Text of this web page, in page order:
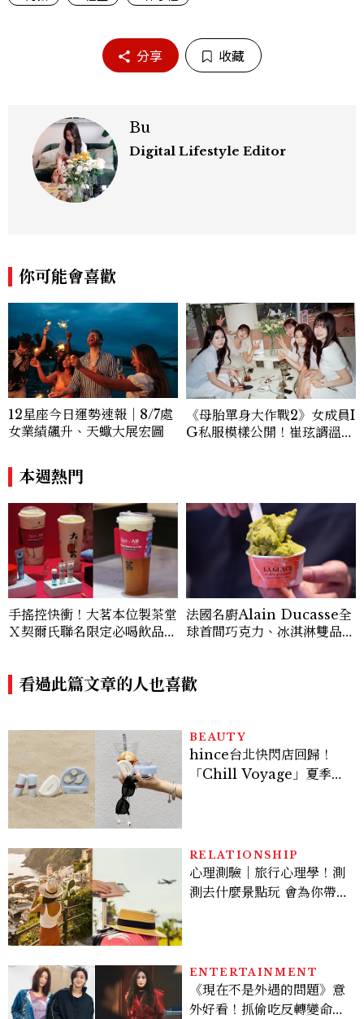
分享 收藏
Bu
Digital Lifestyle Editor
你可能會喜歡
12星座今日運勢速報｜8/7處
女業績飆升、天蠍大展宏圖
《母胎單身大作戰2》女成員I
G私服模樣公開！崔玹諝溫柔
本週熱門
手搖控快衝！大茗本位製茶堂
Ｘ契爾氏聯名限定必喝飲品，
法國名廚Alain Ducasse全
球首間巧克力、冰淇淋雙品牌
看過此篇文章的人也喜歡
BEAUTY
hince台北快閃店回歸！
「Chill Voyage」夏季限
RELATIONSHIP
心理測驗｜旅行心理學！測
測去什麼景點玩 會為你帶來
ENTERTAINMENT
《現在不是外遇的問題》意
外好看！抓偷吃反轉變命